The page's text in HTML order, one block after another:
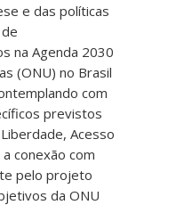
e das políticas
na Agenda 2030
(ONU) no Brasil
com
previstos
Acesso
conexão com
pelo projeto
da ONU